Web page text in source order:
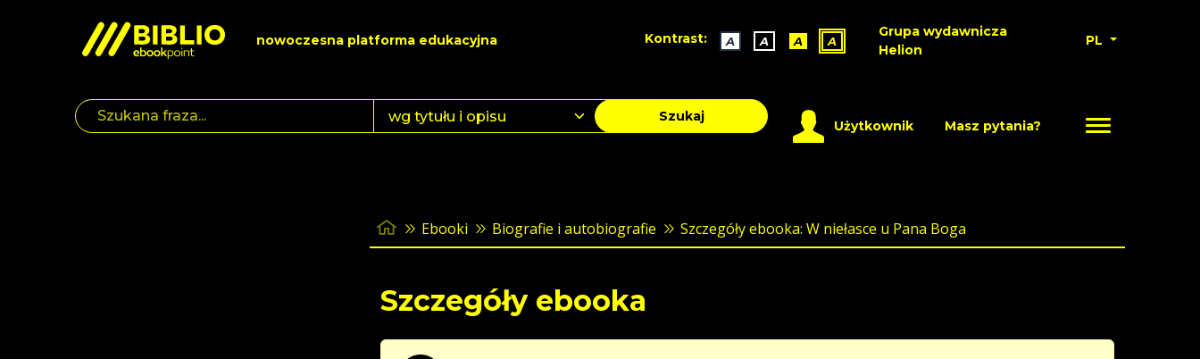
nowoczesna platforma edukacyjna Kontrast: A A A A
Grupa wydawnicza
Helion
PL
Szukaj
Użytkownik Masz pytania?
Ebooki Biografie i autobiografie Szczegóły ebooka: W niełasce u Pana Boga
Szczegóły ebooka